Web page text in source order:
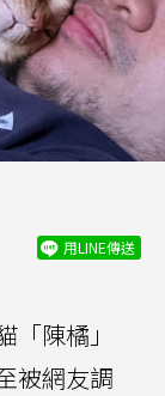
用LINE傳送
陳橘」
被網友調